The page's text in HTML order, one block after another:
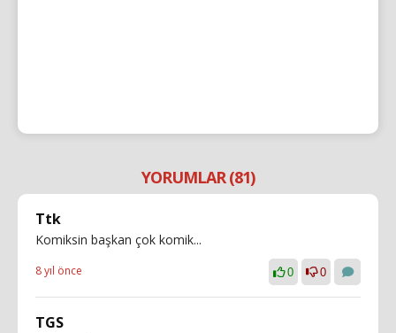
YORUMLAR (81)
Ttk
Komiksin başkan çok komik...
8 yıl önce 0 0
TGS